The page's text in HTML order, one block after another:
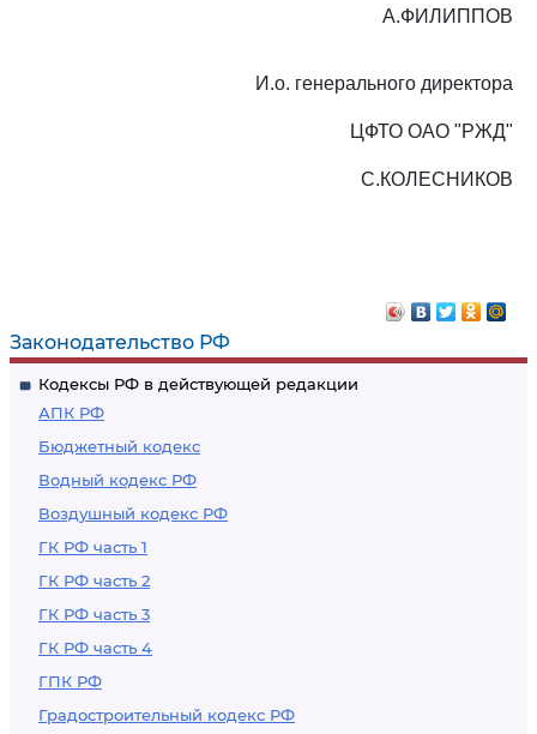
Законодательство РФ
Кодексы РФ в действующей редакции
АПК РФ
Бюджетный кодекс
Водный кодекс РФ
Воздушный кодекс РФ
ГК РФ часть 1
ГК РФ часть 2
ГК РФ часть 3
ГК РФ часть 4
ГПК РФ
Градостроительный кодекс РФ
А.ФИЛИППОВ
И.о. генерального директора
ЦФТО ОАО "РЖД"
С.КОЛЕСНИКОВ